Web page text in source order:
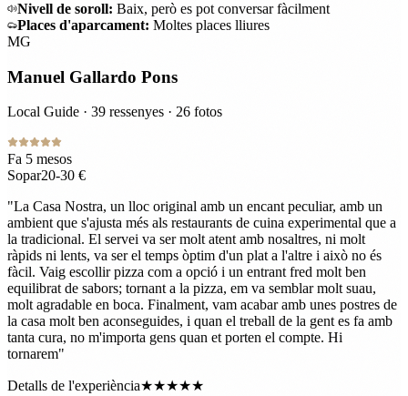
Nivell de soroll: Baix, però es pot conversar fàcilment
Places d'aparcament: Moltes places lliures
MG
Manuel Gallardo Pons
Local Guide · 39 ressenyes · 26 fotos
Fa 5 mesos
Sopar20-30 €
"La Casa Nostra, un lloc original amb un encant peculiar, amb un
ambient que s'ajusta més als restaurants de cuina experimental que a
la tradicional. El servei va ser molt atent amb nosaltres, ni molt
ràpids ni lents, va ser el temps òptim d'un plat a l'altre i això no és
fàcil. Vaig escollir pizza com a opció i un entrant fred molt ben
equilibrat de sabors; tornant a la pizza, em va semblar molt suau,
molt agradable en boca. Finalment, vam acabar amb unes postres de
la casa molt ben aconseguides, i quan el treball de la gent es fa amb
tanta cura, no m'importa gens quan et porten el compte. Hi
tornarem"
Detalls de l'experiència★★★★★